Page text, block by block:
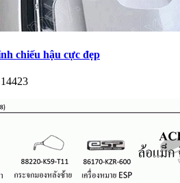
chiếu hậu cực đẹp
14423